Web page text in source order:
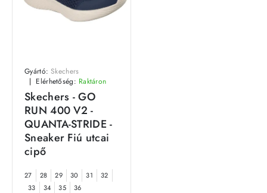
Gyártó: Skechers
Elérhetőség: Raktáron
Skechers - GO
RUN 400 V2 -
QUANTA-STRIDE -
Sneaker Fiú utcai
cipő
27 28 29 30 31
32
33
34 35 36